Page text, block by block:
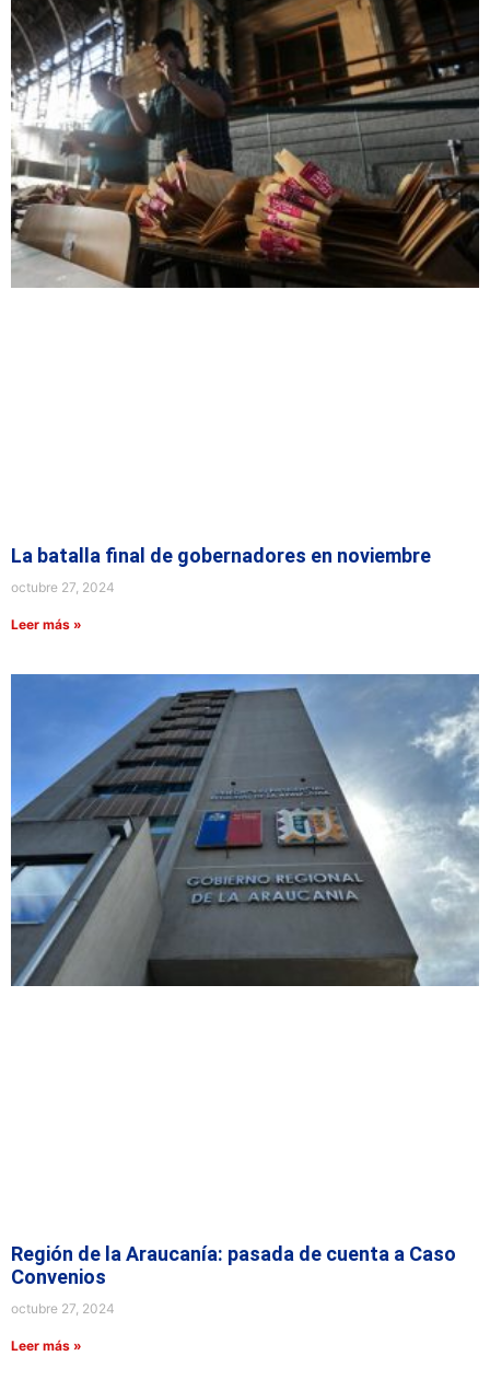
La batalla final de gobernadores en noviembre
octubre 27, 2024
Leer más »
Región de la Araucanía: pasada de cuenta a Caso
Convenios
octubre 27, 2024
Leer más »